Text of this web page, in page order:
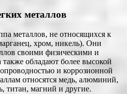
металлов
металлов, не относящихся к
хром, никель). Они
своими физическими и
обладают более высокой
и коррозионной
относятся медь, алюминий,
титан, магний и другие.